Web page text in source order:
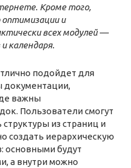
Кроме того,
оптимизации и
всех модулей —
календаря.
подойдет для
документации,
важны
Пользователи смогут
из страниц и
создать иерархическую
основными будут
а внутри можно